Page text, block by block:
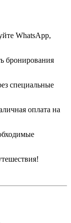
парк
серная
гостиницах-
включают
Великолепной
океана также
своими
и регулярными
Киото,
WhatsApp,
бронирования
специальные
оплата на